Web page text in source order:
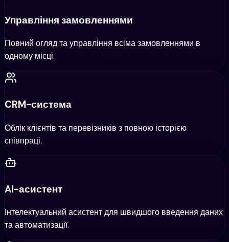
Управління замовленнями
Повний огляд та управління всіма замовленнями в
одному місці.
CRM-система
Облік клієнтів та перевізників з повною історією
співпраці.
AI-асистент
Інтелектуальний асистент для швидшого введення даних
та автоматизації.